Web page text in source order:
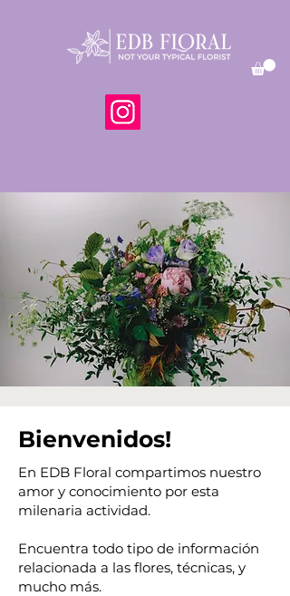
Bienvenidos!
En EDB Floral compartimos nuestro
amor y conocimiento por esta
milenaria actividad.
Encuentra todo tipo de información
relacionada a las flores, técnicas, y
mucho más.